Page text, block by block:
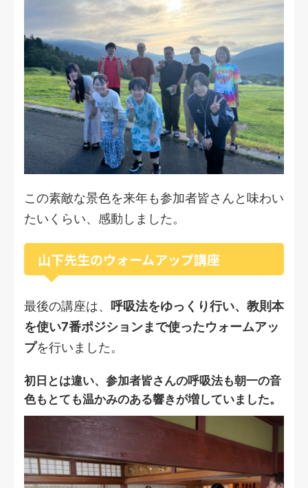
この素敵な景色を来年も参加者皆さんと味わい
たいくらい、感動しました。
山下先生のウォームアップ講座
最後の講座は、 呼吸法をゆっくり行い、教則本
を使い7番ポジションまで使ったウォームアッ
プを行いました。
初日とは違い、参加者皆さんの呼吸法も朝一の音
色もとても温かみのある響きが増していました。